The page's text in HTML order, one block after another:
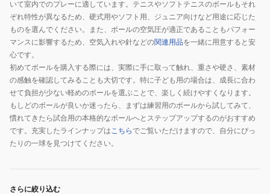
いて室内でのプレーに適しています。テニスやソフトテニスのボールもそれ
ぞれ特性が異なるため、硬式用やソフト用、ジュニア向けなど用途に応じた
ものを選んでください。また、ボールの空気圧が適正であることもパフォー
マンスに影響するため、空気入れや針などの関連用品を一緒に用意すると安
心です。
初めてボールを購入する際には、実際に手に取って触れ、重さや硬さ、素材
の感触を確認してみることも大切です。特に子ども用の場合は、成長に合わ
せて負担が少ない軽めのボールを選ぶことで、楽しく続けやすくなります。
もしどのボールが良いか迷ったら、まずは練習用のボールから試してみて、
慣れてきたら試合用の本格的なボールへとステップアップするのがおすすめ
です。充実したラインナップはこちらでご覧いただけますので、自分にぴっ
たりの一球を見つけてください。
さらに絞り込む